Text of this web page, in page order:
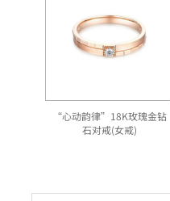
“心动韵律”18K玫瑰金钻
石对戒(女戒)